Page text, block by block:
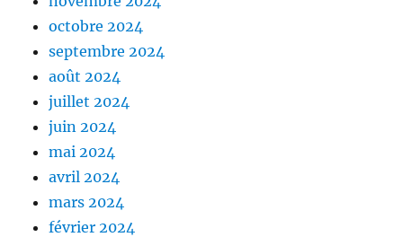
octobre 2024
septembre 2024
août 2024
juillet 2024
juin 2024
mai 2024
avril 2024
mars 2024
février 2024